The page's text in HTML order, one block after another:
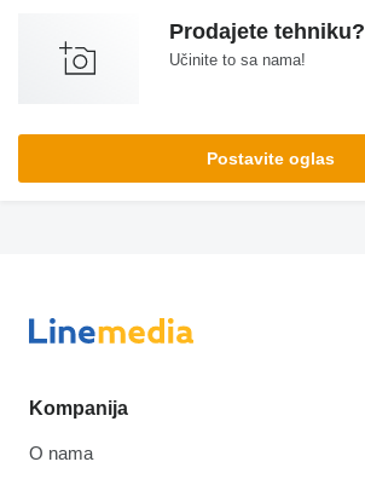
Prodajete tehniku?
Učinite to sa nama!
Postavite oglas
Kompanija
O nama